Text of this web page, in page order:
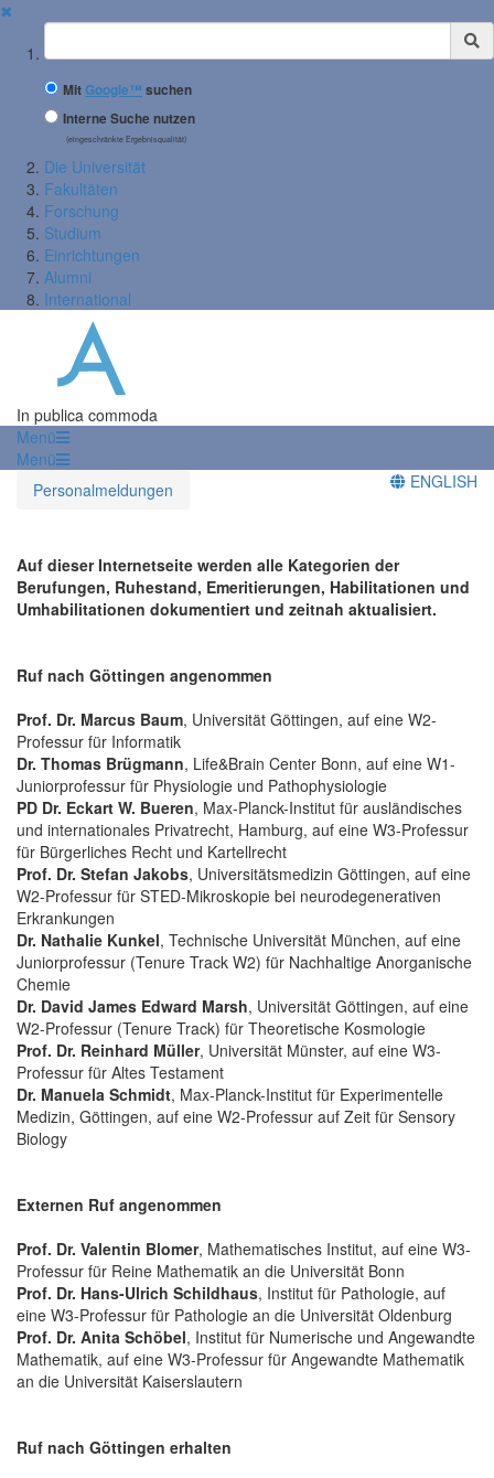
✖
Suchbegriff
MitGoogle™ suchen
Interne Suche nutzen
(eingeschränkte Ergebnisqualität)
Die Universität
Fakultäten
Forschung
Studium
Einrichtungen
Alumni
International
In publica commoda
Menü
Menü
Personalmeldungen
ENGLISH
Auf dieser Internetseite werden alle Kategorien der
Berufungen, Ruhestand, Emeritierungen, Habilitationen und
Umhabilitationen dokumentiert und zeitnah aktualisiert.
Ruf nach Göttingen angenommen
Prof. Dr. Marcus Baum, Universität Göttingen, auf eine W2-
Professur für Informatik
Dr. Thomas Brügmann, Life&Brain Center Bonn, auf eine W1-
Juniorprofessur für Physiologie und Pathophysiologie
PD Dr. Eckart W. Bueren, Max-Planck-Institut für ausländisches
und internationales Privatrecht, Hamburg, auf eine W3-Professur
für Bürgerliches Recht und Kartellrecht
Prof. Dr. Stefan Jakobs, Universitätsmedizin Göttingen, auf eine
W2-Professur für STED-Mikroskopie bei neurodegenerativen
Erkrankungen
Dr. Nathalie Kunkel, Technische Universität München, auf eine
Juniorprofessur (Tenure Track W2) für Nachhaltige Anorganische
Chemie
Dr. David James Edward Marsh, Universität Göttingen, auf eine
W2-Professur (Tenure Track) für Theoretische Kosmologie
Prof. Dr. Reinhard Müller, Universität Münster, auf eine W3-
Professur für Altes Testament
Dr. Manuela Schmidt, Max-Planck-Institut für Experimentelle
Medizin, Göttingen, auf eine W2-Professur auf Zeit für Sensory
Biology
Externen Ruf angenommen
Prof. Dr. Valentin Blomer, Mathematisches Institut, auf eine W3-
Professur für Reine Mathematik an die Universität Bonn
Prof. Dr. Hans-Ulrich Schildhaus, Institut für Pathologie, auf
eine W3-Professur für Pathologie an die Universität Oldenburg
Prof. Dr. Anita Schöbel, Institut für Numerische und Angewandte
Mathematik, auf eine W3-Professur für Angewandte Mathematik
an die Universität Kaiserslautern
Ruf nach Göttingen erhalten